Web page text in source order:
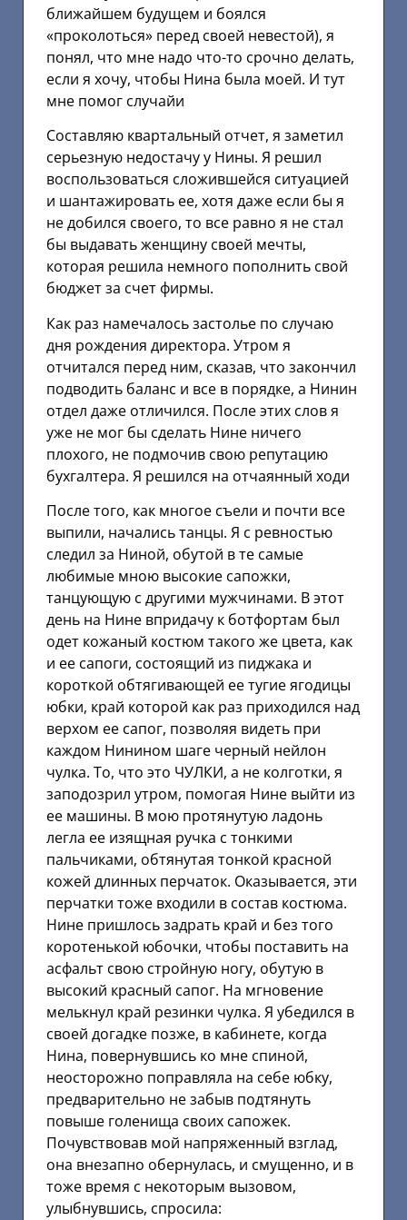
ближайшем будущем и боялся
«проколоться» перед своей невестой), я
понял, что мне надо что-то срочно делать,
если я хочу, чтобы Нина была моей. И тут
мне помог случайи
Составляю квартальный отчет, я заметил
серьезную недостачу у Нины. Я решил
воспользоваться сложившейся ситуацией
и шантажировать ее, хотя даже если бы я
не добился своего, то все равно я не стал
бы выдавать женщину своей мечты,
которая решила немного пополнить свой
бюджет за счет фирмы.
Как раз намечалось застолье по случаю
дня рождения директора. Утром я
отчитался перед ним, сказав, что закончил
подводить баланс и все в порядке, а Нинин
отдел даже отличился. После этих слов я
уже не мог бы сделать Нине ничего
плохого, не подмочив свою репутацию
бухгалтера. Я решился на отчаянный ходи
После того, как многое съели и почти все
выпили, начались танцы. Я с ревностью
следил за Ниной, обутой в те самые
любимые мною высокие сапожки,
танцующую с другими мужчинами. В этот
день на Нине впридачу к ботфортам был
одет кожаный костюм такого же цвета, как
и ее сапоги, состоящий из пиджака и
короткой обтягивающей ее тугие ягодицы
юбки, край которой как раз приходился над
верхом ее сапог, позволяя видеть при
каждом Нинином шаге черный нейлон
чулка. То, что это ЧУЛКИ, а не колготки, я
заподозрил утром, помогая Нине выйти из
ее машины. В мою протянутую ладонь
легла ее изящная ручка с тонкими
пальчиками, обтянутая тонкой красной
кожей длинных перчаток. Оказывается, эти
перчатки тоже входили в состав костюма.
Нине пришлось задрать край и без того
коротенькой юбочки, чтобы поставить на
асфальт свою стройную ногу, обутую в
высокий красный сапог. На мгновение
мелькнул край резинки чулка. Я убедился в
своей догадке позже, в кабинете, когда
Нина, повернувшись ко мне спиной,
неосторожно поправляла на себе юбку,
предварительно не забыв подтянуть
повыше голенища своих сапожек.
Почувствовав мой напряженный взглад,
она внезапно обернулась, и смущенно, и в
тоже время с некоторым вызовом,
улыбнувшись, спросила: